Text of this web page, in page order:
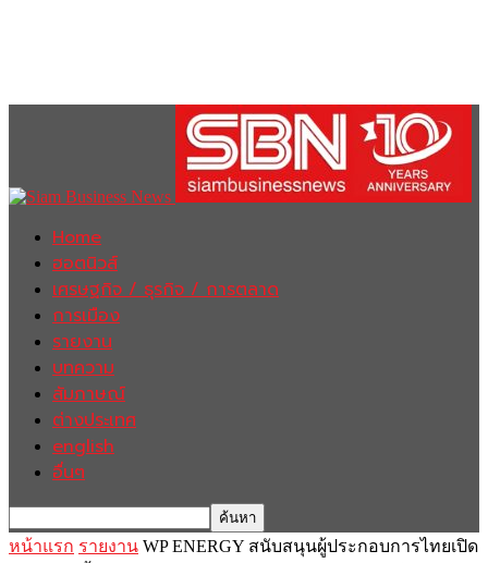
Home
ฮอตนิวส์
เศรษฐกิจ / ธุรกิจ / การตลาด
การเมือง
รายงาน
บทความ
สัมภาษณ์
ต่างประเทศ
english
อื่นๆ
หน้าแรก รายงาน WP ENERGY สนับสนุนผู้ประกอบการไทยเปิด